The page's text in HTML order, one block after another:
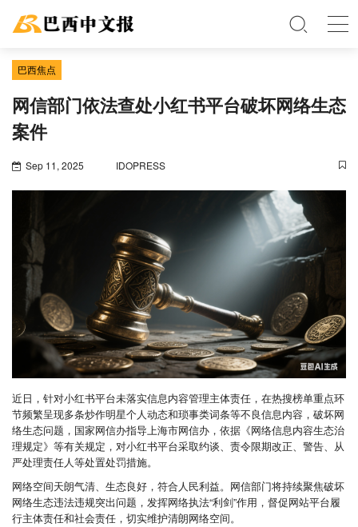
巴西焦点
网信部门依法查处小红书平台破坏网络生态
案件
Sep 11, 2025 IDOPRESS
近日，针对小红书平台未落实信息内容管理主体责任，在热搜榜单重点环
节频繁呈现多条炒作明星个人动态和琐事类词条等不良信息内容，破坏网
络生态问题，国家网信办指导上海市网信办，依据《网络信息内容生态治
理规定》等有关规定，对小红书平台采取约谈、责令限期改正、警告、从
严处理责任人等处置处罚措施。
网络空间天朗气清、生态良好，符合人民利益。网信部门将持续聚焦破坏
网络生态违法违规突出问题，发挥网络执法“利剑”作用，督促网站平台履
行主体责任和社会责任，切实维护清朗网络空间。